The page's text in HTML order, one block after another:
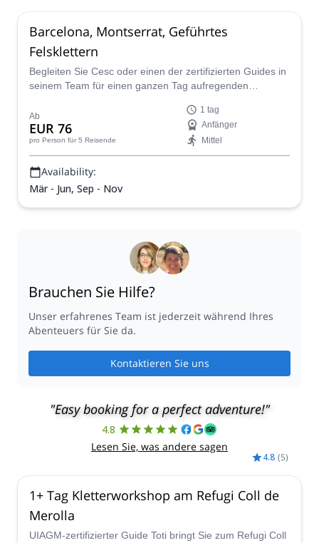
Barcelona, Montserrat, Geführtes
Felsklettern
Begleiten Sie Cesc oder einen der zertifizierten Guides in
seinem Team für einen ganzen Tag aufregenden
Felsformation, die hoch in der Nähe der schönen Stadt
Barcelona in Katalonien, Spanien, aufragt.
Ab
EUR 76
pro Person für 5 Reisende
1 tag
Anfänger
Mittel
Availability:
Mär - Jun, Sep - Nov
Brauchen Sie Hilfe?
Unser erfahrenes Team ist jederzeit während Ihres
Abenteuers für Sie da.
Kontaktieren Sie uns
"Easy booking for a perfect adventure!"
4.8
Lesen Sie, was andere sagen
4.8 (5)
1+ Tag Kletterworkshop am Refugi Coll de
Merolla
UIAGM-zertifizierter Guide Toti bringt Sie zum Refugi Coll